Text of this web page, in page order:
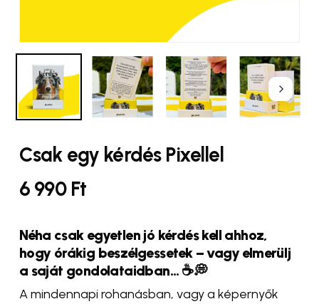
Csak egy kérdés Pixellel
6 990 Ft
Néha csak egyetlen jó kérdés kell ahhoz,
hogy órákig beszélgessetek – vagy elmerülj
a saját gondolataidban… ☕️💭
A mindennapi rohanásban, vagy a képernyők
hozzászólásomhoz.